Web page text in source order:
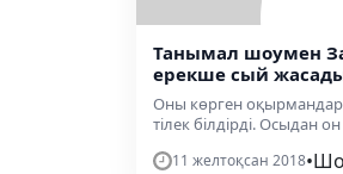
Танымал шоумен
ерекше сый
Оны көрген
тілек білдірді. Осыдан
11 желтоқсан 2018•